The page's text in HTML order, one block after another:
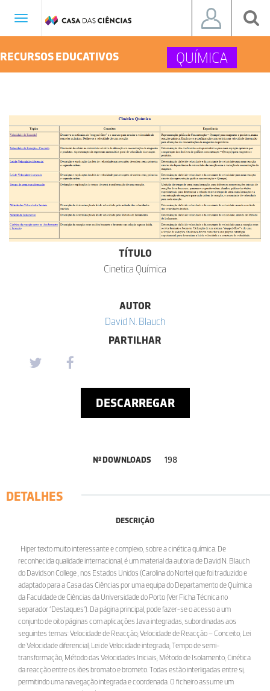
Toggle
RECURSOS EDUCATIVOS QUÍMICA
TÍTULO
Cinetica Química
AUTOR
David N. Blauch
PARTILHAR
DESCARREGAR
Nº DOWNLOADS 198
DETALHES
DESCRIÇÃO
Hiper texto muito interessante e complexo, sobre a cinética química. De
reconhecida qualidade internacional, é um material da autoria de David N. Blauch
do Davidson College , nos Estados Unidos (Carolina do Norte) que foi traduzido e
adaptado para a Casa das Ciências por uma equipa do Departamento de Química
da Faculdade de Ciências da Universidade do Porto (Ver Ficha Técnica no
separador “Destaques”). Da página principal, pode fazer-se o acesso a um
conjunto de oito páginas com aplicações Java integradas, subordinadas aos
seguintes temas: Velocidade de Reacção; Velocidade de Reacção – Conceito; Lei
de Velocidade diferencial; Lei de Velocidade integrada; Tempo de semi-
transformação; Método das Velocidades Iniciais; Método de Isolamento; Cinética
da reacção entre os iões bromato e brometo. Todas estão interligadas entre si,
permitindo uma navegação integrada e coordenada. O ficheiro assume um